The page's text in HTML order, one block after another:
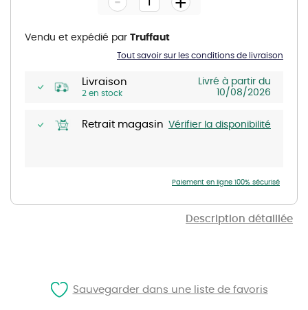
Description détaillée
gallery
Livraison
2 en stock
Livré à partir du
10/08/2026
Retrait magasin Vérifier la disponibilité
Tout savoir sur les conditions de livraison
Vendu et expédié par Truffaut
Paiement en ligne 100% sécurisé
Sauvegarder dans une liste de favoris